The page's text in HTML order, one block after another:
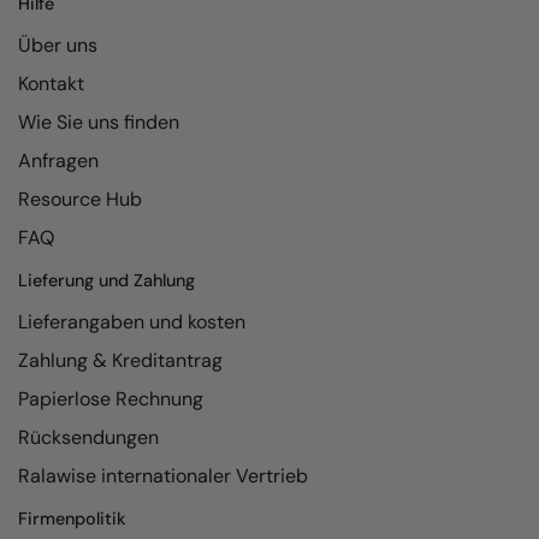
Kariban
Kariban Proact
KiMood
Kustom Kit
Larkwood
Maddins
Madeira
MagiCut
Marketing Hub
New Morning Studios
Über uns
Kontakt
Wie Sie uns finden
Anfragen
Resource Hub
FAQ
Lieferung und Zahlung
Lieferangaben und kosten
Zahlung & Kreditantrag
Papierlose Rechnung
Rücksendungen
Ralawise internationaler Vertrieb
Firmenpolitik